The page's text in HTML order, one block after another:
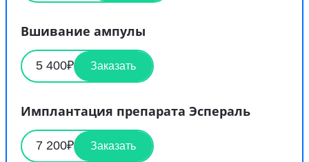
Вшивание ампулы
5 400₽ Заказать
Имплантация препарата Эспераль
7 200₽ Заказать